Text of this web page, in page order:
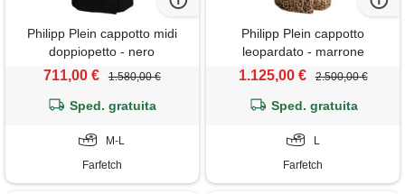
Philipp Plein cappotto midi
doppiopetto - nero
711,00 € 1.580,00 €
Sped. gratuita
M-L
Farfetch
Philipp Plein cappotto
leopardato - marrone
1.125,00 € 2.500,00 €
Sped. gratuita
L
Farfetch